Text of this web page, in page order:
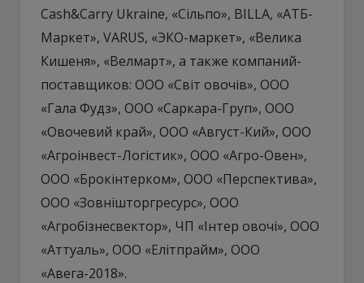
Cash&Carry Ukraine, «Сільпо», BILLA, «АТБ-
Маркет», VARUS, «ЭКО-маркет», «Велика
Кишеня», «Велмарт», а также компаний-
поставщиков: ООО «Світ овочів», ООО
«Гала Фудз», ООО «Саркара-Груп», ООО
«Овочевий край», ООО «Август-Кий», ООО
«Агроінвест-Логістик», ООО «Агро-Овен»,
ООО «Брокінтерком», ООО «Перспектива»,
ООО «Зовнішторгресурс», ООО
«Агробізнесвектор», ЧП «Інтер овочі», ООО
«Аттуаль», ООО «Елітпрайм», ООО
«Авега-2018».